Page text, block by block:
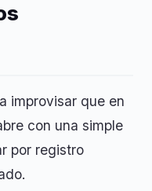
improvisar que en
con una simple
por registro